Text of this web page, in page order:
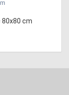
80x80 cm